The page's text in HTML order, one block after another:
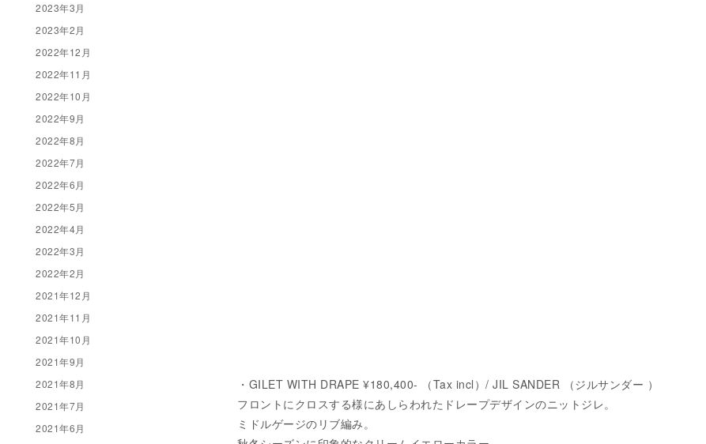
・GILET WITH DRAPE ¥180,400- （Tax incl）/ JIL SANDER （ジルサンダー ）
フロントにクロスする様にあしらわれたドレープデザインのニットジレ。
ミドルゲージのリブ編み。
2023年3月
2023年2月
2022年12月
2022年11月
2022年10月
2022年9月
2022年8月
2022年7月
2022年6月
2022年5月
2022年4月
2022年3月
2022年2月
2021年12月
2021年11月
2021年10月
2021年9月
2021年8月
2021年7月
2021年6月